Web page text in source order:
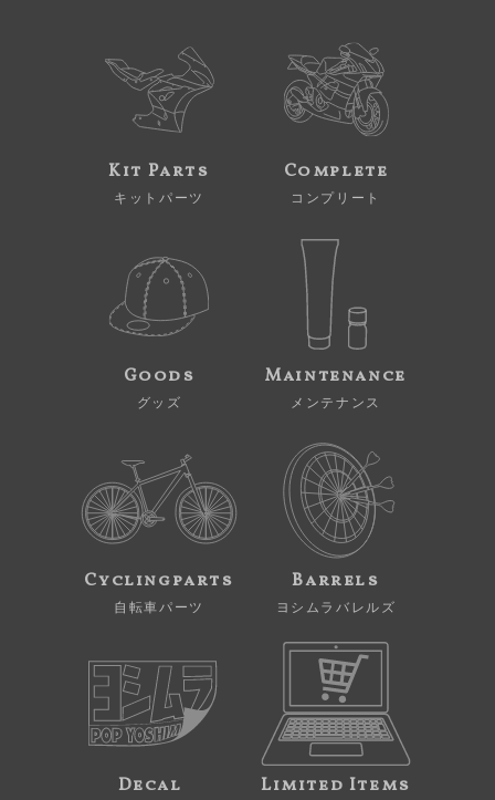
Kit Parts
キットパーツ
Complete
コンプリート
Goods
グッズ
Maintenance
メンテナンス
Cyclingparts
自転車パーツ
Barrels
ヨシムラバレルズ
Decal Limited Items